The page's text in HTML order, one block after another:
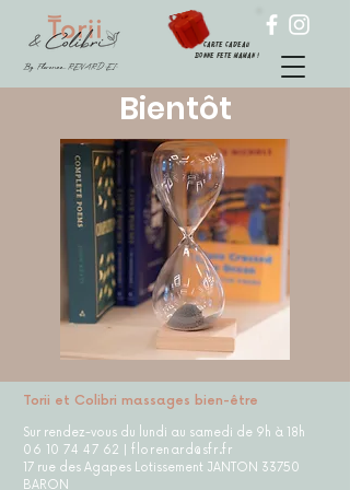
By Florence RENARD "EI"
carte cadeau
Bonne fete maman !
Bientôt
Torii et Colibri massages bien-être
Sur rendez-vous du lundi au samedi de 9h à 18h
06 10 74 47 62
|florenard@sfr.fr
17 rue des Agapes Lotissement JANTON 33750
BARON